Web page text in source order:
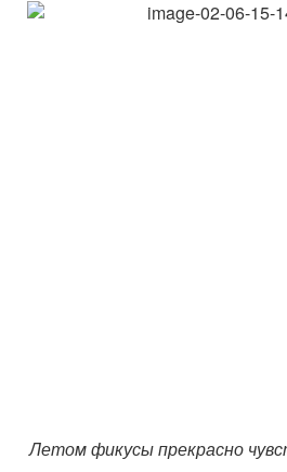
Летом фикусы прекрасно